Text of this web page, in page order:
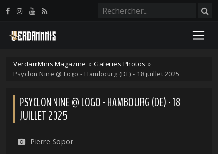
VerdamMnis Magazine » Galeries Photos »
Psyclon Nine @ Logo - Hambourg (DE) - 18 juillet 2025
PSYCLON NINE @ LOGO - HAMBOURG (DE) - 18
JUILLET 2025
Pierre Sopor
Panneau de gestion des cookies